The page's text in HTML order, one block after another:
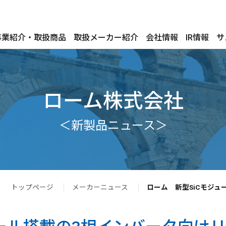
紹介・取扱商品 取扱メーカー紹介 会社情報 IR情報
ローム株式会社
＜新製品ニュース＞
トップページ メーカーニュース ローム 新型SiCモジュ